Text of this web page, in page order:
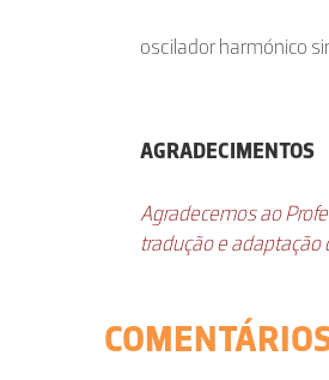
oscilador harmónico
AGRADECIMENTOS
Agradecemos ao
tradução e